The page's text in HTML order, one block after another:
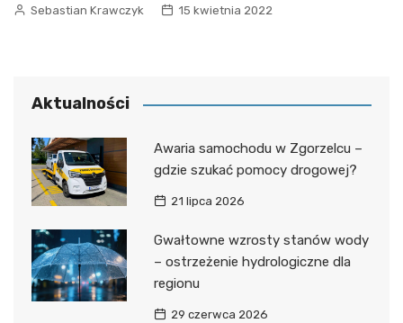
Sebastian Krawczyk 15 kwietnia 2022
Aktualności
Awaria samochodu w Zgorzelcu –
gdzie szukać pomocy drogowej?
21 lipca 2026
Gwałtowne wzrosty stanów wody
– ostrzeżenie hydrologiczne dla
regionu
29 czerwca 2026